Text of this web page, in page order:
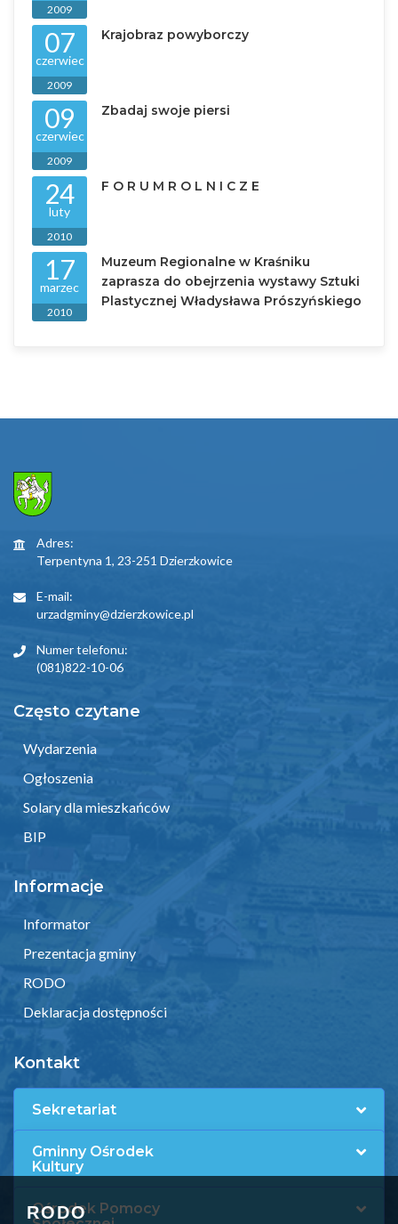
2009
07
czerwiec
2009
Krajobraz powyborczy
09
czerwiec
2009
Zbadaj swoje piersi
24
luty
2010
F O R U M R O L N I C Z E
17
marzec
2010
Muzeum Regionalne w Kraśniku
zaprasza do obejrzenia wystawy Sztuki
Plastycznej Władysława Prószyńskiego
Adres:
Terpentyna 1, 23-251 Dzierzkowice
E-mail:
urzadgminy@dzierzkowice.pl
Numer telefonu:
(081)822-10-06
Często czytane
Wydarzenia
Ogłoszenia
Solary dla mieszkańców
BIP
Informacje
Informator
Prezentacja gminy
RODO
Deklaracja dostępności
Kontakt
Sekretariat
Gminny Ośrodek
Kultury
Ośrodek Pomocy
RODO